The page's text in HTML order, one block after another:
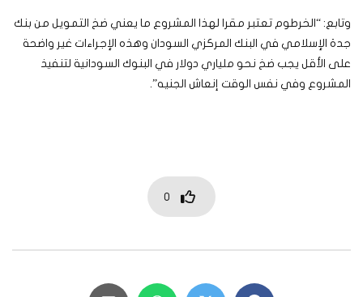
وتابع: “الخرطوم تعتبر مقرا لهذا المشروع ما يعني ضخ التمويل من بنك
جدة الإسلامي في البنك المركزي السودان وهذه الإجراءات غير واضحة
على الأقل يجب ضخ نحو ملياري دولار في البنوك السودانية لتنفيذ
المشروع وفي نفس الوقت إنعاش الجنيه”.
0